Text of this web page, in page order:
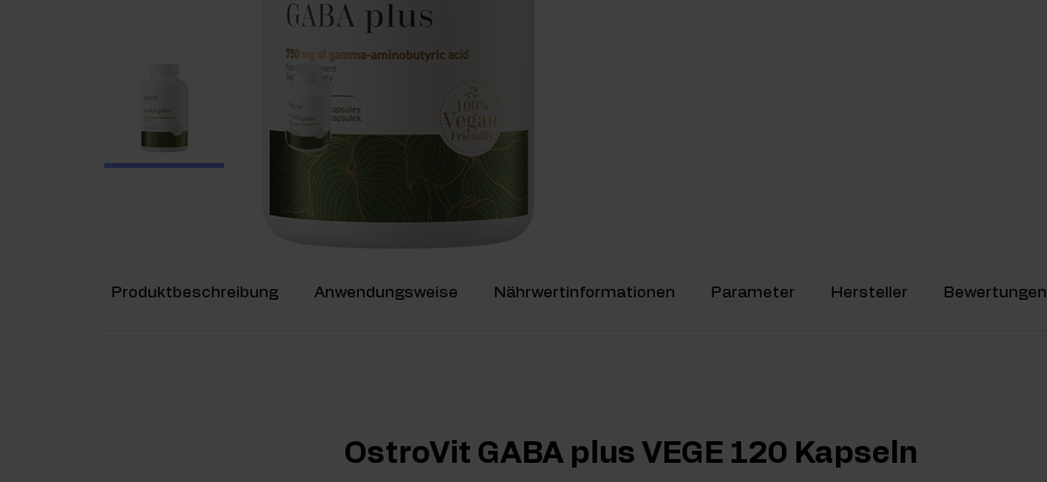
Produktbeschreibung Anwendungsweise Nährwertinformationen Parameter Hersteller Bewertungen
OstroVit GABA plus VEGE 120 Kapseln